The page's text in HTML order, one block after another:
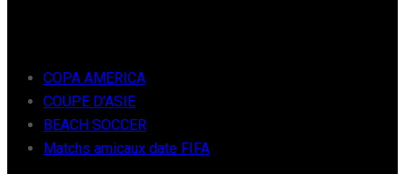
COPA AMERICA
COUPE D’ASIE
BEACH SOCCER
Matchs amicaux date FIFA